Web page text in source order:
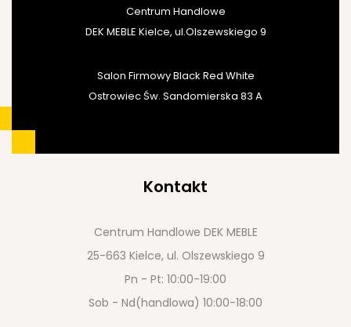
Centrum Handlowe
DEK MEBLE Kielce, ul.Olszewskiego 9
Salon Firmowy Black Red White
Ostrowiec Św. Sandomierska 83 A
Kontakt
Centrum Handlowe DEK MEBLE
25-663 Kielce, ul. Olszewskiego 9
Pn - Pt: 10:00-19:00
Sob - Nd(handlowa) 10:00-18:00